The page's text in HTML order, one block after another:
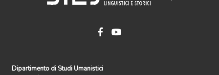
Dipartimento di Studi Umanistici